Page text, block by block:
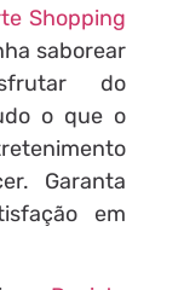
Shopping
saborear
do
o que o
Garanta
em